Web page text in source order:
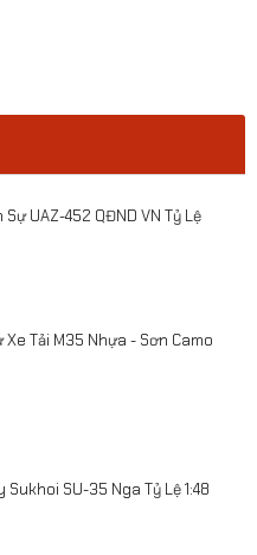
vận tải Z-8 tỷ lệ
UAZ-452 QĐND VN Tỷ Lệ
Xe Tải M35 Nhựa - Sơn Camo
Sukhoi SU-35 Nga Tỷ Lệ 1:48